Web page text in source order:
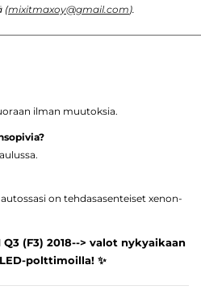
(mixitmaxoy@gmail.com ).
ilman muutoksia.
on tehdasasenteiset xenon-
(F3) 2018--> valot nykyaikaan
polttimoilla! ✨